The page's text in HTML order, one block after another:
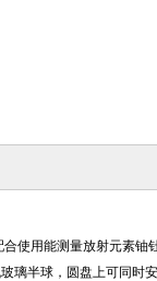
使用能测量放射元素
璃半球，圆盘上可同时